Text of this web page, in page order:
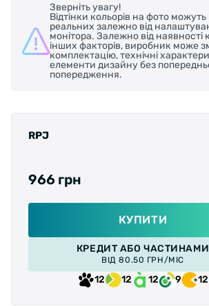
Зверніть увагу!
Відтінки кольорів на фото можуть
реальних залежно від
монітора. Залежно від наявності
інших факторів, виробник може
комплектацію, технічні
елементи дизайну без
попередження.
RPJ
966 грн
КУПИТИ
КРЕДИТ АБО ЧАСТИНАМИ
ВІД 80.50 ГРН/МІС
12 12 12 9 12